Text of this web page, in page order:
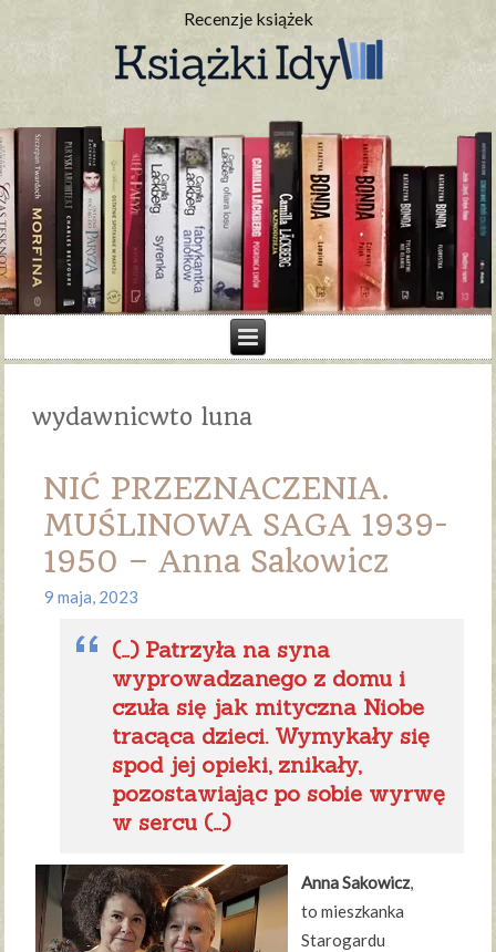
Recenzje książek
wydawnicwto luna
NIĆ PRZEZNACZENIA.
MUŚLINOWA SAGA 1939-
1950 – Anna Sakowicz
9 maja, 2023
(…) Patrzyła na syna
wyprowadzanego z domu i
czuła się jak mityczna Niobe
tracąca dzieci. Wymykały się
spod jej opieki, znikały,
pozostawiając po sobie wyrwę
w sercu (…)
Anna Sakowicz,
to mieszkanka
Starogardu